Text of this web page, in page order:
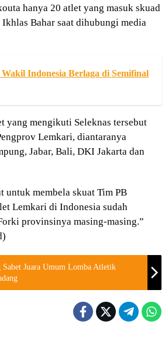
hanya 20 atlet yang masuk skuad
Bahar saat dihubungi media
Indonesia Berlaga di Semifinal
yang mengikuti Seleknas tersebut
Lemkari, diantaranya
Jabar, Bali, DKI Jakarta dan
untuk membela skuat Tim PB
Lemkari di Indonesia sudah
provinsinya masing-masing.”
Sabet Juara Umum Lomba Atletik